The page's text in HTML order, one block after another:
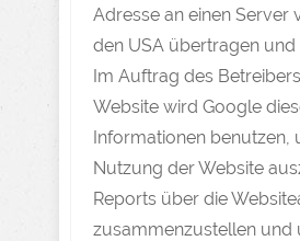
Adresse an einen Server
den USA übertragen
Im Auftrag des
Website wird Google
Informationen benutzen,
Nutzung der Website
Reports über die
zusammenzustellen und